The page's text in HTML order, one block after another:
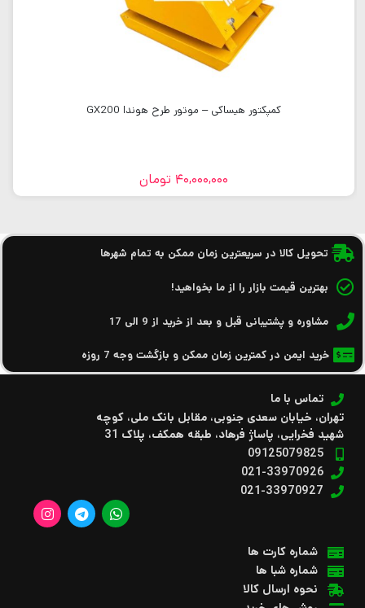
کمپکتور هیساکی – موتور طرح هوندا GX200
40,000,000 تومان
تحویل کالا در سریعترین زمان ممکن به تمام شهرها
بهترین قیمت بازار را از ما بخواهید!
مشاوره و پشتیبانی قبل و بعد از خرید از 9 الی 17
خرید ایمن در کمترین زمان ممکن و بازگشت وجه 7 روزه
تماس با ما
تهران، خیابان سعدی جنوبی، مقابل بانک ملی، کوچه
شهید فخرایی، پاساژ فرهاد، طبقه همکف، پلاک 31
09125079825
021-33970926
021-33970927
شماره کارت ها
شماره شبا ها
نحوه ارسال کالا